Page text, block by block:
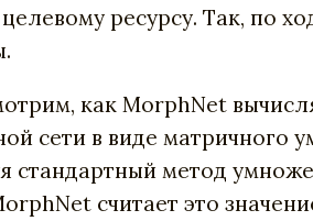
ресурсу. Так, по
как MorphNet
сети в виде матричного
стандартный метод
считает это